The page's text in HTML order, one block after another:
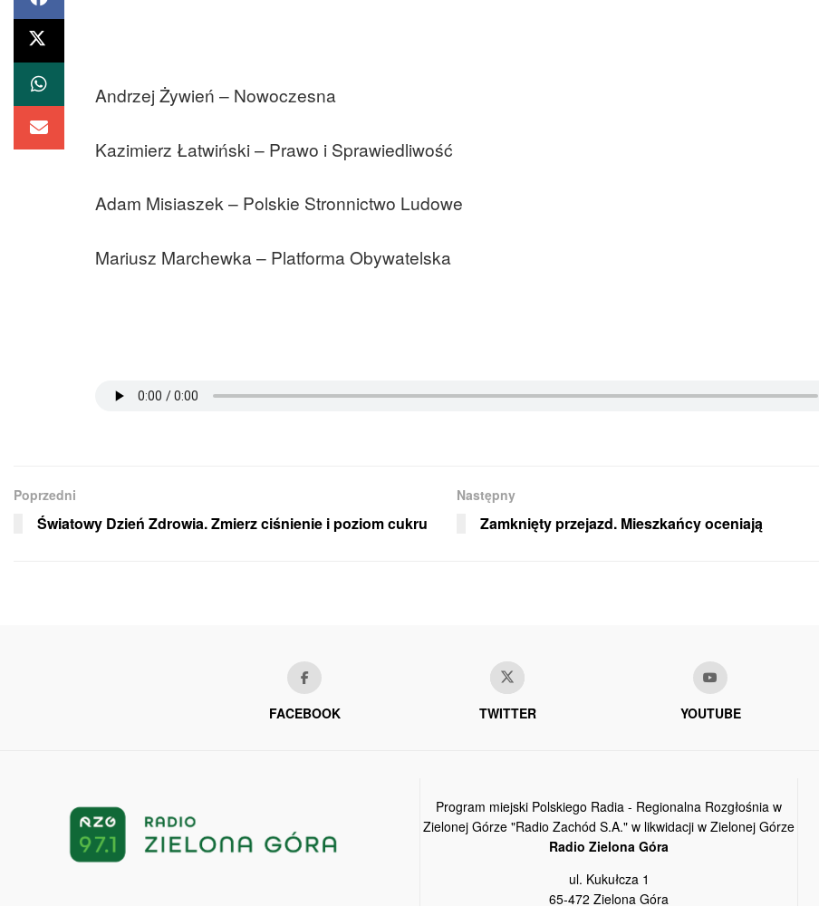
Andrzej Żywień – Nowoczesna
Kazimierz Łatwiński – Prawo i Sprawiedliwość
Adam Misiaszek – Polskie Stronnictwo Ludowe
Mariusz Marchewka – Platforma Obywatelska
Poprzedni
Światowy Dzień Zdrowia. Zmierz ciśnienie i poziom cukru
Następny
Zamknięty przejazd. Mieszkańcy oceniają
FACEBOOK TWITTER YOUTUBE
Program miejski Polskiego Radia - Regionalna Rozgłośnia w
Zielonej Górze "Radio Zachód S.A." w likwidacji w Zielonej Górze
Radio Zielona Góra
ul. Kukułcza 1
65-472 Zielona Góra